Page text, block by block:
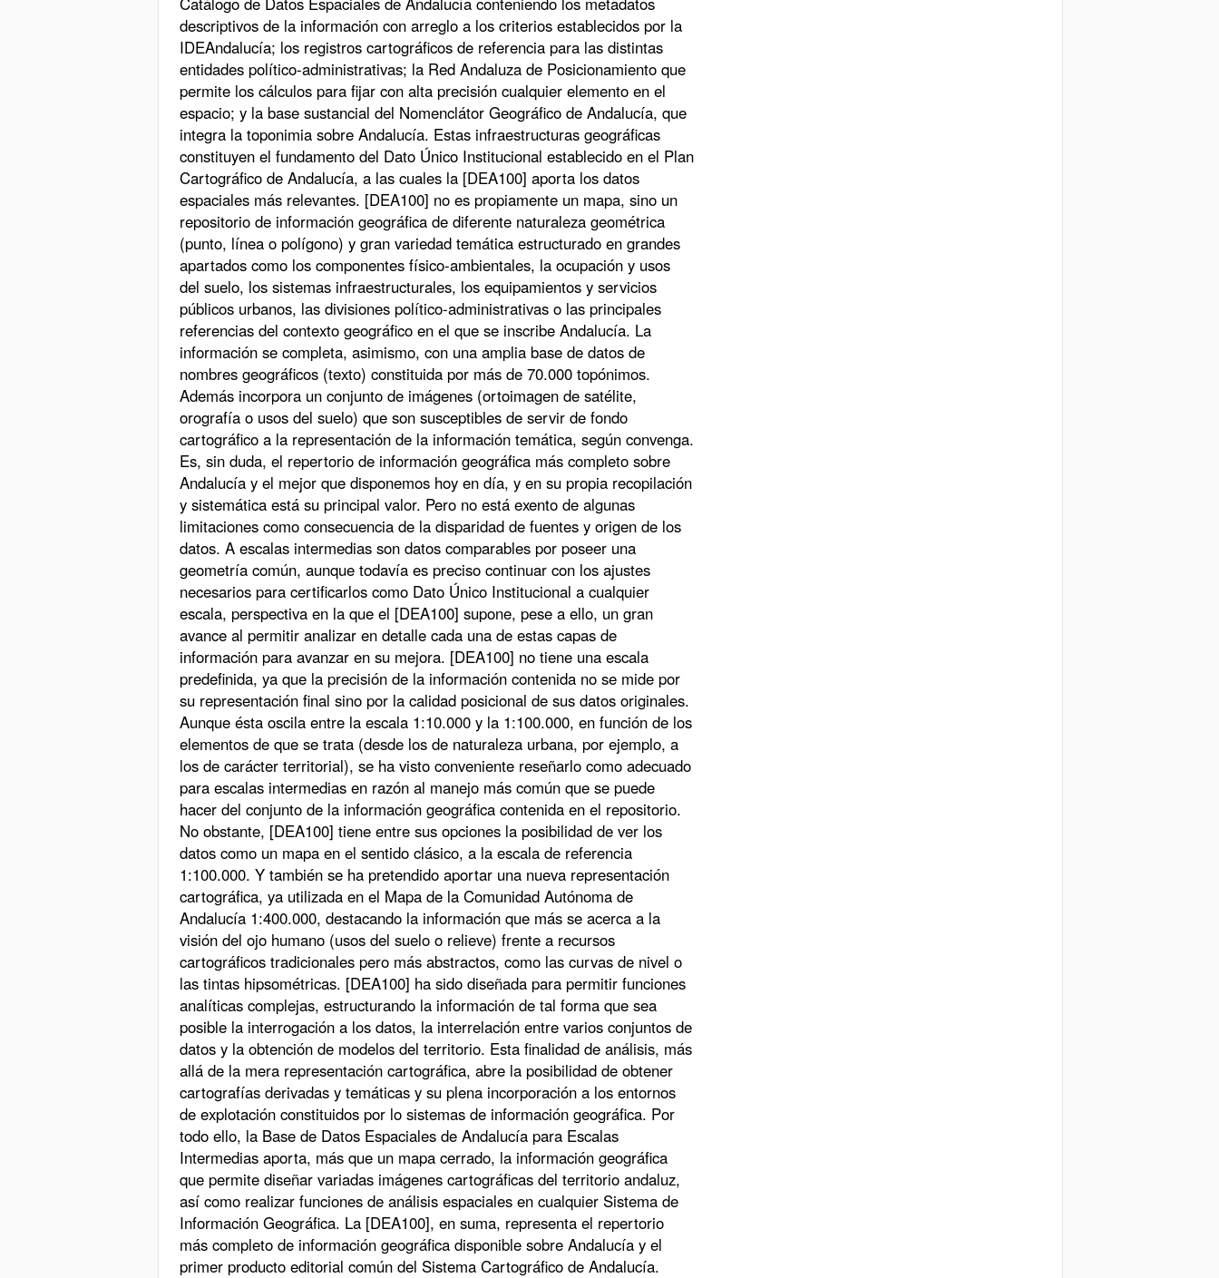
descriptivos de la información con arreglo a los criterios establecidos por la
IDEAndalucía; los registros cartográficos de referencia para las distintas
entidades político-administrativas; la Red Andaluza de Posicionamiento que
permite los cálculos para fijar con alta precisión cualquier elemento en el
espacio; y la base sustancial del Nomenclátor Geográfico de Andalucía, que
integra la toponimia sobre Andalucía. Estas infraestructuras geográficas
constituyen el fundamento del Dato Único Institucional establecido en el Plan
Cartográfico de Andalucía, a las cuales la [DEA100] aporta los datos
espaciales más relevantes. [DEA100] no es propiamente un mapa, sino un
repositorio de información geográfica de diferente naturaleza geométrica
(punto, línea o polígono) y gran variedad temática estructurado en grandes
apartados como los componentes físico-ambientales, la ocupación y usos
del suelo, los sistemas infraestructurales, los equipamientos y servicios
públicos urbanos, las divisiones político-administrativas o las principales
referencias del contexto geográfico en el que se inscribe Andalucía. La
información se completa, asimismo, con una amplia base de datos de
nombres geográficos (texto) constituida por más de 70.000 topónimos.
Además incorpora un conjunto de imágenes (ortoimagen de satélite,
orografía o usos del suelo) que son susceptibles de servir de fondo
cartográfico a la representación de la información temática, según convenga.
Es, sin duda, el repertorio de información geográfica más completo sobre
Andalucía y el mejor que disponemos hoy en día, y en su propia recopilación
y sistemática está su principal valor. Pero no está exento de algunas
limitaciones como consecuencia de la disparidad de fuentes y origen de los
datos. A escalas intermedias son datos comparables por poseer una
geometría común, aunque todavía es preciso continuar con los ajustes
necesarios para certificarlos como Dato Único Institucional a cualquier
escala, perspectiva en la que el [DEA100] supone, pese a ello, un gran
avance al permitir analizar en detalle cada una de estas capas de
información para avanzar en su mejora. [DEA100] no tiene una escala
predefinida, ya que la precisión de la información contenida no se mide por
su representación final sino por la calidad posicional de sus datos originales.
Aunque ésta oscila entre la escala 1:10.000 y la 1:100.000, en función de los
elementos de que se trata (desde los de naturaleza urbana, por ejemplo, a
los de carácter territorial), se ha visto conveniente reseñarlo como adecuado
para escalas intermedias en razón al manejo más común que se puede
hacer del conjunto de la información geográfica contenida en el repositorio.
No obstante, [DEA100] tiene entre sus opciones la posibilidad de ver los
datos como un mapa en el sentido clásico, a la escala de referencia
1:100.000. Y también se ha pretendido aportar una nueva representación
cartográfica, ya utilizada en el Mapa de la Comunidad Autónoma de
Andalucía 1:400.000, destacando la información que más se acerca a la
visión del ojo humano (usos del suelo o relieve) frente a recursos
cartográficos tradicionales pero más abstractos, como las curvas de nivel o
las tintas hipsométricas. [DEA100] ha sido diseñada para permitir funciones
analíticas complejas, estructurando la información de tal forma que sea
posible la interrogación a los datos, la interrelación entre varios conjuntos de
datos y la obtención de modelos del territorio. Esta finalidad de análisis, más
allá de la mera representación cartográfica, abre la posibilidad de obtener
cartografías derivadas y temáticas y su plena incorporación a los entornos
de explotación constituidos por lo sistemas de información geográfica. Por
todo ello, la Base de Datos Espaciales de Andalucía para Escalas
Intermedias aporta, más que un mapa cerrado, la información geográfica
que permite diseñar variadas imágenes cartográficas del territorio andaluz,
así como realizar funciones de análisis espaciales en cualquier Sistema de
Información Geográfica. La [DEA100], en suma, representa el repertorio
más completo de información geográfica disponible sobre Andalucía y el
primer producto editorial común del Sistema Cartográfico de Andalucía.